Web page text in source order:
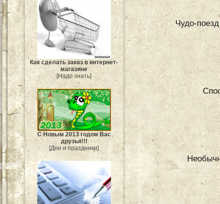
Как сделать заказ в интернет-
магазине
[Надо знать]
С Новым 2013 годом Вас
друзья!!!
[Дни и праздники]
Чудо-